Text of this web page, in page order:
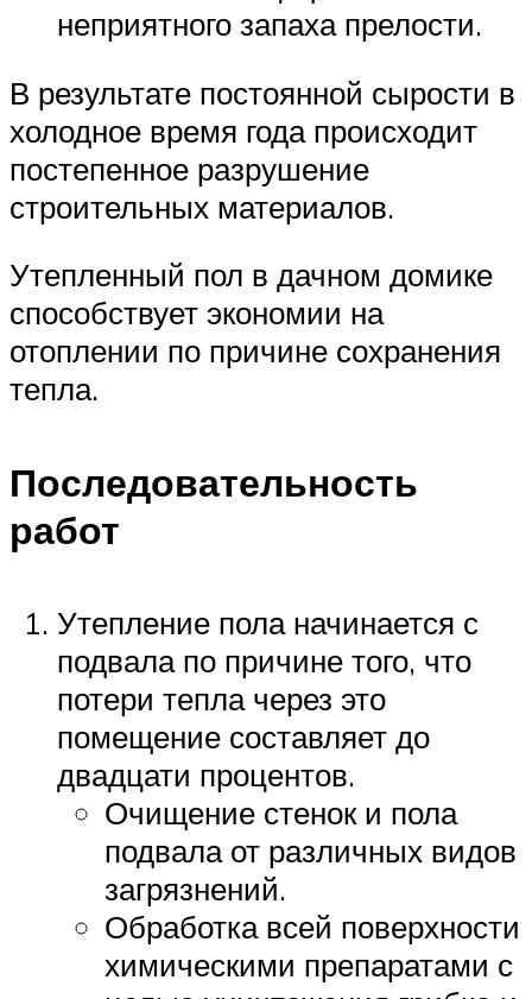
неприятного запаха прелости.
В результате постоянной сырости в
холодное время года происходит
постепенное разрушение
строительных материалов.
Утепленный пол в дачном домике
способствует экономии на
отоплении по причине сохранения
тепла.
Последовательность
работ
Утепление пола начинается с
подвала по причине того, что
потери тепла через это
помещение составляет до
двадцати процентов.
Очищение стенок и пола
подвала от различных видов
загрязнений.
Обработка всей поверхности
химическими препаратами с